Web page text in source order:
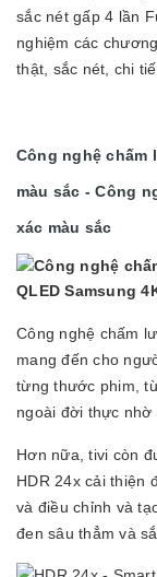
sắc nét gấp 4 lần
nghiệm các
thật, sắc nét, chi
Công nghệ chấm
màu sắc - Công
xác màu sắc
Công nghệ chấm
mang đến cho
từng thước phim,
ngoài đời thực nhờ
Hơn nữa, tivi còn
HDR 24x cải thiện
và điều chỉnh và
đen sâu thẳm và